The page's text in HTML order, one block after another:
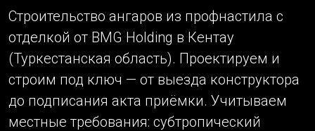
Строительство ангаров из профнастила с
отделкой от BMG Holding в Кентау
(Туркестанская область). Проектируем и
строим под ключ — от выезда конструктора
до подписания акта приёмки. Учитываем
местные требования: субтропический